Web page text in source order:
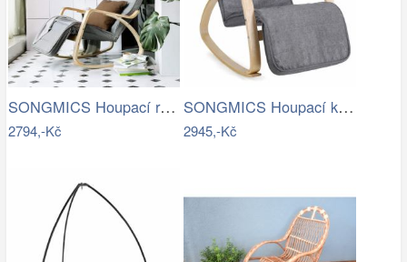
SONGMICS Houpací relaxační křeslo…
2794,-Kč
SONGMICS Houpací křeslo Ben světle šedé
2945,-Kč